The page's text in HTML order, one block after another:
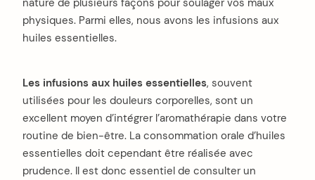
physiques. Parmi elles, nous avons les infusions aux
huiles essentielles.
Les infusions aux huiles essentielles, souvent
utilisées pour les douleurs corporelles, sont un
excellent moyen d’intégrer l’aromathérapie dans votre
routine de bien-être. La consommation orale d’huiles
essentielles doit cependant être réalisée avec
prudence. Il est donc essentiel de consulter un